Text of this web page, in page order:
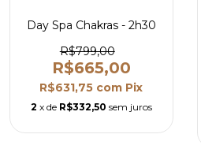
Day Spa Chakras - 2h30
R$799,00
R$665,00
R$631,75 com Pix
2 x de R$332,50 sem juros